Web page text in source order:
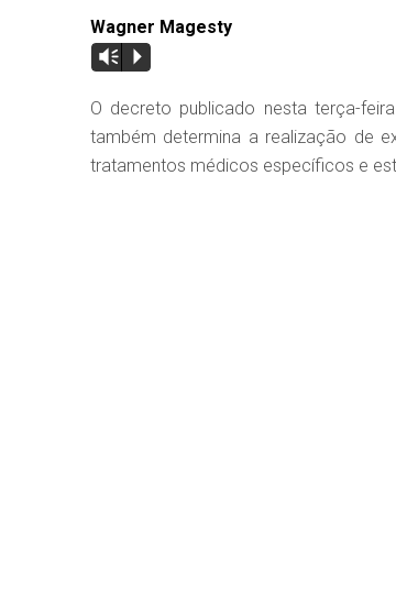
Wagner Magesty
Vm P
O decreto publicado nesta terça-
também determina a realização de
tratamentos médicos específicos e